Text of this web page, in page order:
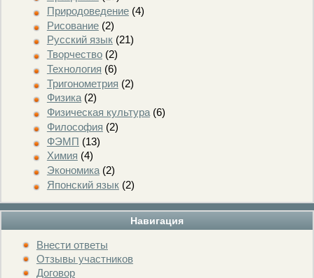
Природоведение(4)
Рисование(2)
Русский язык(21)
Творчество(2)
Технология (6)
Тригонометрия (2)
Физика(2)
Физическая культура(6)
Философия (2)
ФЭМП (13)
Химия (4)
Экономика(2)
Японский язык(2)
Навигация
Внести ответы
Отзывы участников
Договор